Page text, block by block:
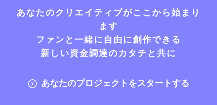
あなたのクリエイティブがここから始まり
ます
ファンと一緒に自由に創作できる
新しい資金調達のカタチと共に
あなたのプロジェクトをスタートする